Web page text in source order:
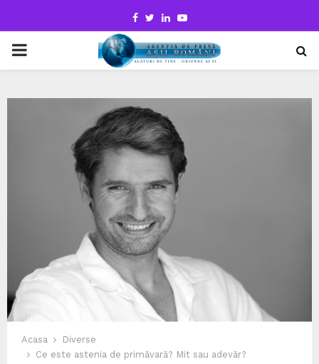
Facebook
TwitterLinkedinYoutube
PRIMARY
Acasa
Diverse
Ce este astenia de primăvară? Mit sau adevăr?